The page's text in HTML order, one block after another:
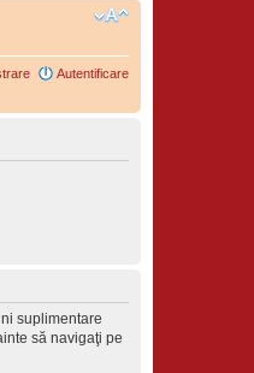
Autentificare
suplimentare
să navigaţi pe